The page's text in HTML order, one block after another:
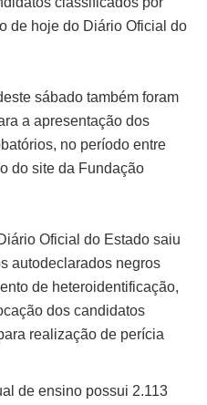
de hoje do Diário Oficial do
sábado também foram
a apresentação dos
no período entre
do site da Fundação
Oficial do Estado saiu
autodeclarados negros
de heteroidentificação,
dos candidatos
realização de perícia
de ensino possui 2.113